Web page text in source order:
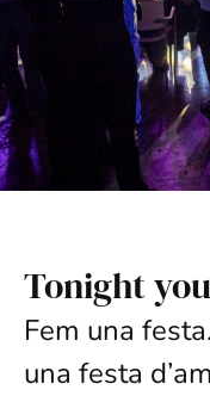
Tonight
Fem una
una festa